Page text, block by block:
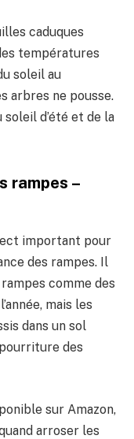
caduques
températures
soleil au
arbres ne pousse.
d’été et de la
rampes –
important pour
des rampes. Il
comme des
mais les
dans un sol
des
sur Amazon,
arroser les